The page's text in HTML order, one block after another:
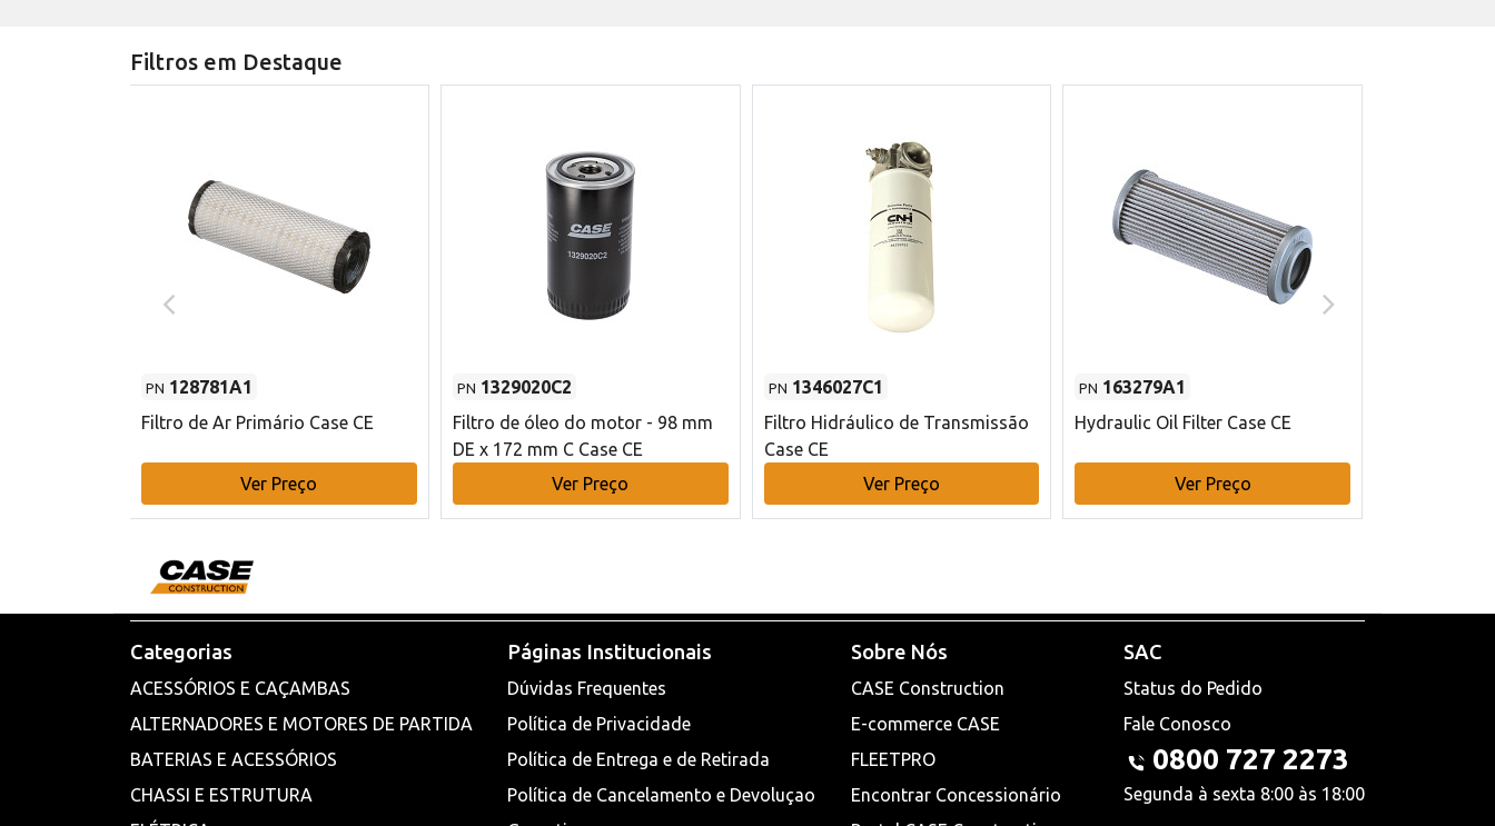
Filtros em Destaque
PN 128781A1
Filtro de Ar Primário Case CE
Ver Preço
PN 1329020C2
Filtro de óleo do motor - 98 mm
DE x 172 mm C Case CE
Ver Preço
PN 1346027C1
Filtro Hidráulico de Transmissão
Case CE
Ver Preço
PN 163279A1
Hydraulic Oil Filter Case CE
Ver Preço
Categorias
ACESSÓRIOS E CAÇAMBAS
ALTERNADORES E MOTORES DE PARTIDA
BATERIAS E ACESSÓRIOS
CHASSI E ESTRUTURA
Páginas Institucionais
Dúvidas Frequentes
Política de Privacidade
Política de Entrega e de Retirada
Política de Cancelamento e Devoluçao
Sobre Nós
CASE Construction
E-commerce CASE
FLEETPRO
Encontrar Concessionário
SAC
Status do Pedido
Fale Conosco
0800 727 2273
Segunda à sexta 8:00 às 18:00